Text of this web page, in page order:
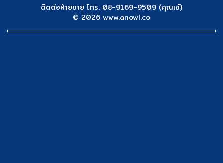
ติดต่อฝ่ายขาย โทร. 08-9169-9509 (คุณเอ๋)
© 2026 www.anowl.co